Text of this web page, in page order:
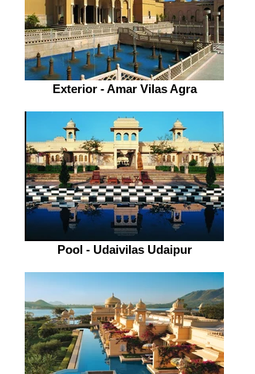
Exterior - Amar Vilas Agra
Pool - Udaivilas Udaipur